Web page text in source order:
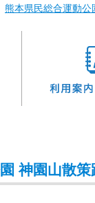
熊本県民総合運動公
神園山散